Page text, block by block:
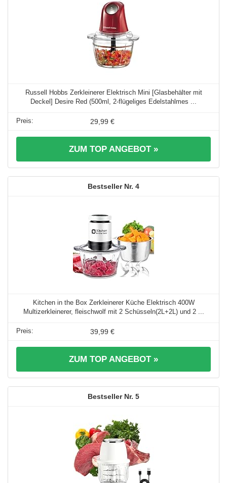
Russell Hobbs Zerkleinerer Elektrisch Mini [Glasbehälter mit
Deckel] Desire Red (500ml, 2-flügeliges Edelstahlmes ...
29,99 €
ZUM TOP ANGEBOT »
4
Kitchen in the Box Zerkleinerer Küche Elektrisch 400W
Multizerkleinerer, fleischwolf mit 2 Schüsseln(2L+2L) und 2 ...
39,99 €
ZUM TOP ANGEBOT »
5